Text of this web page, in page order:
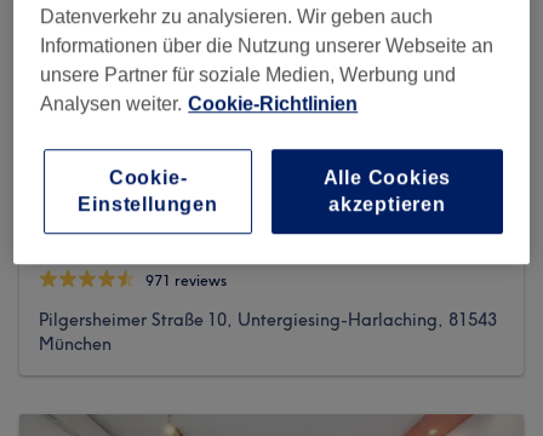
Kami Nails & Spa
971 reviews
Pilgersheimer Straße 10, Untergiesing-Harlaching, 81543
München
Datenverkehr zu analysieren. Wir geben auch
Informationen über die Nutzung unserer Webseite an
unsere Partner für soziale Medien, Werbung und
Analysen weiter. Cookie-Richtlinien
Cookie-
Einstellungen
Alle Cookies
akzeptieren